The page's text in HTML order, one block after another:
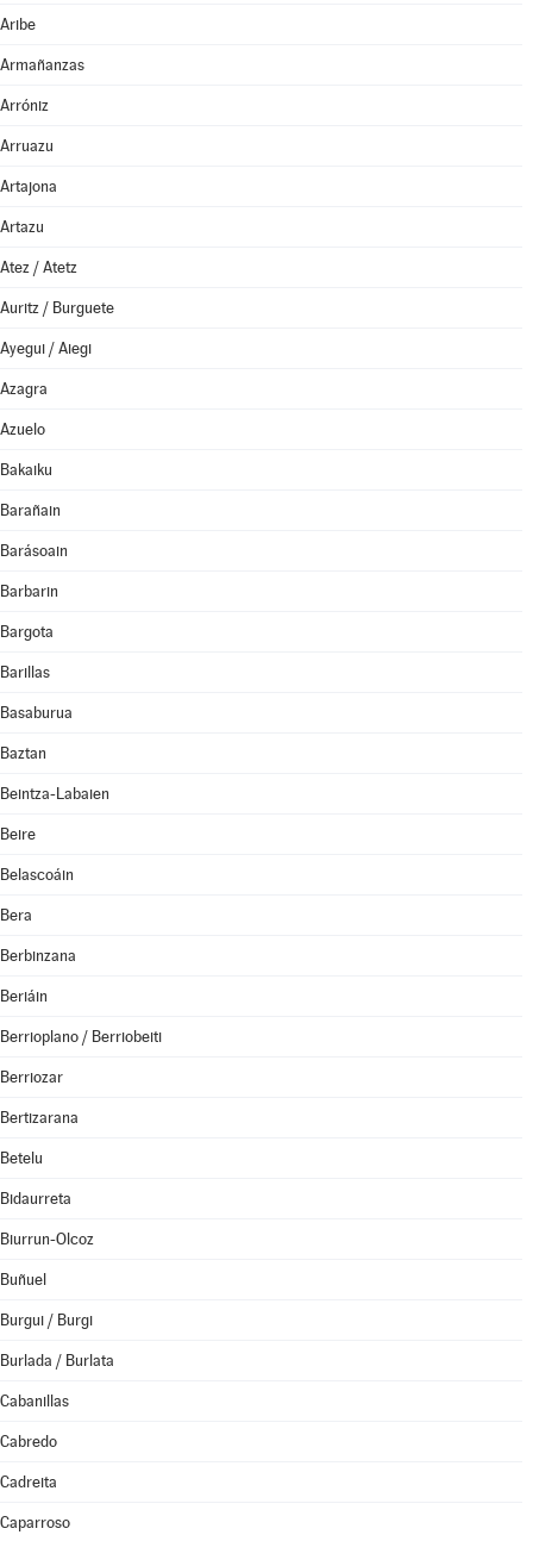
Aribe
Armañanzas
Arróniz
Arruazu
Artajona
Artazu
Atez / Atetz
Auritz / Burguete
Ayegui / Aiegi
Azagra
Azuelo
Bakaiku
Barañain
Barásoain
Barbarin
Bargota
Barillas
Basaburua
Baztan
Beintza-Labaien
Beire
Belascoáin
Bera
Berbinzana
Beriáin
Berrioplano / Berriobeiti
Berriozar
Bertizarana
Betelu
Bidaurreta
Biurrun-Olcoz
Buñuel
Burgui / Burgi
Burlada / Burlata
Cabanillas
Cabredo
Cadreita
Caparroso